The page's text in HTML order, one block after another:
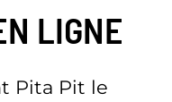
LIGNE
Pita Pit le